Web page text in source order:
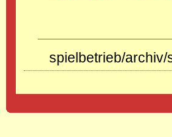
spielbetrieb/archiv/